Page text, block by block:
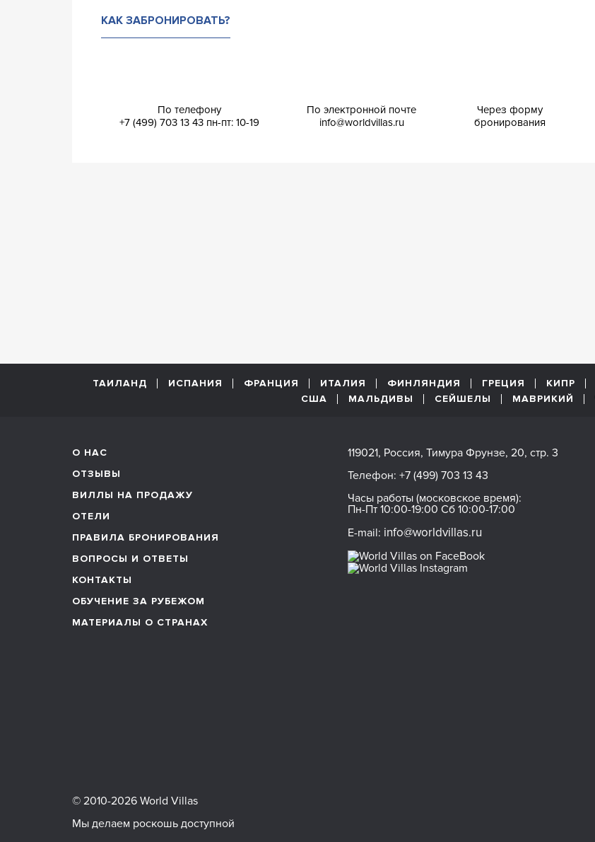
КАК ЗАБРОНИРОВАТЬ?
По телефону
+7 (499) 703 13 43 пн-пт: 10-19
По электронной почте
info@worldvillas.ru
Через форму
бронирования
ТАИЛАНД ИСПАНИЯ ФРАНЦИЯ ИТАЛИЯ ФИНЛЯНДИЯ ГРЕЦИЯ КИПР
США
МАЛЬДИВЫ СЕЙШЕЛЫ МАВРИКИЙ
О НАС
ОТЗЫВЫ
ВИЛЛЫ НА ПРОДАЖУ
ОТЕЛИ
ПРАВИЛА БРОНИРОВАНИЯ
ВОПРОСЫ И ОТВЕТЫ
КОНТАКТЫ
ОБУЧЕНИЕ ЗА РУБЕЖОМ
МАТЕРИАЛЫ О СТРАНАХ
119021, Россия, Тимура Фрунзе, 20, стр. 3
Телефон: +7 (499) 703 13 43
Часы работы (московское время):
Пн-Пт 10:00-19:00 Сб 10:00-17:00
E-mail: info@worldvillas.ru
© 2010-2026 World Villas
Мы делаем роскошь доступной